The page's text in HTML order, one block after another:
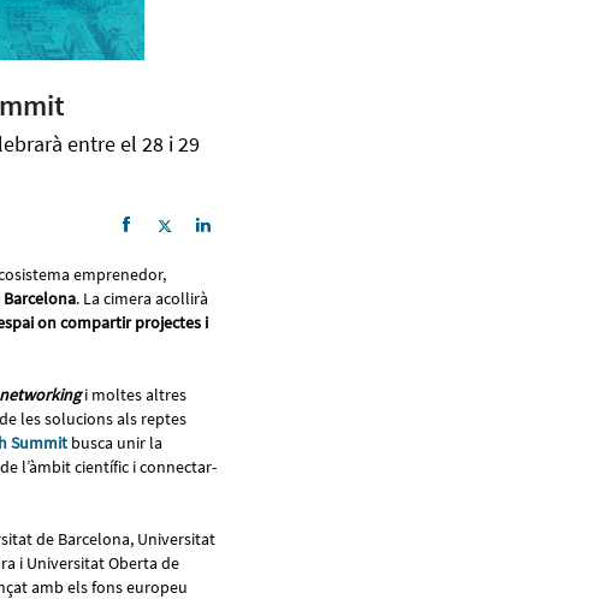
entre el 28 i 29
emprenedor,
Barcelona. La cimera acollirà
on compartir projectes i
networkingi moltes altres
les solucions als reptes
Summit busca unir la
l’àmbit científic i connectar-
de Barcelona, Universitat
i Universitat Oberta de
amb els fons europeu